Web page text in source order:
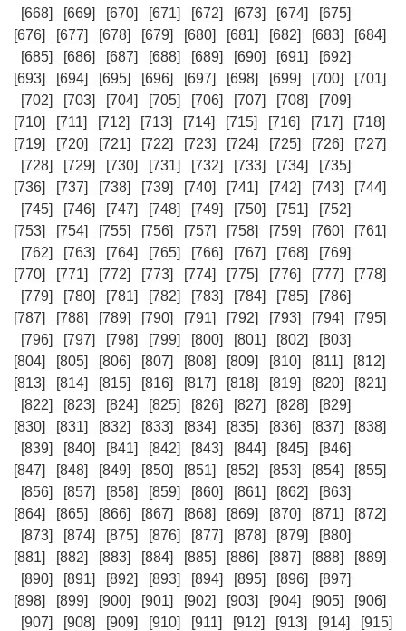
[668]
[669] [670] [671] [672] [673] [674]
[675]
[676]
[677] [678] [679] [680] [681] [682] [683]
[684]
[685]
[686] [687] [688] [689] [690] [691]
[692]
[693]
[694] [695] [696] [697] [698] [699] [700]
[701]
[702]
[703] [704] [705] [706] [707] [708]
[709]
[710]
[711] [712] [713] [714] [715] [716] [717]
[718]
[719]
[720] [721] [722] [723] [724] [725] [726]
[727]
[728]
[729] [730] [731] [732] [733] [734]
[735]
[736]
[737] [738] [739] [740] [741] [742] [743]
[744]
[745]
[746] [747] [748] [749] [750] [751]
[752]
[753]
[754] [755] [756] [757] [758] [759] [760]
[761]
[762]
[763] [764] [765] [766] [767] [768]
[769]
[770]
[771] [772] [773] [774] [775] [776] [777]
[778]
[779]
[780] [781] [782] [783] [784] [785]
[786]
[787]
[788] [789] [790] [791] [792] [793] [794]
[795]
[796]
[797] [798] [799] [800] [801] [802]
[803]
[804]
[805] [806] [807] [808] [809] [810] [811]
[812]
[813]
[814] [815] [816] [817] [818] [819] [820]
[821]
[822]
[823] [824] [825] [826] [827] [828]
[829]
[830]
[831] [832] [833] [834] [835] [836] [837]
[838]
[839]
[840] [841] [842] [843] [844] [845]
[846]
[847]
[848] [849] [850] [851] [852] [853] [854]
[855]
[856]
[857] [858] [859] [860] [861] [862]
[863]
[864]
[865] [866] [867] [868] [869] [870] [871]
[872]
[873]
[874] [875] [876] [877] [878] [879]
[880]
[881]
[882] [883] [884] [885] [886] [887] [888]
[889]
[890]
[891] [892] [893] [894] [895] [896]
[897]
[898]
[899] [900] [901] [902] [903] [904] [905]
[906]
[907]
[908] [909] [910] [911] [912] [913] [914] [915]